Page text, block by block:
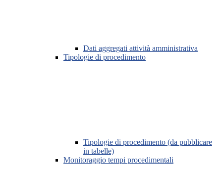
Dati aggregati attività amministrativa
Tipologie di procedimento
Tipologie di procedimento (da pubblicare
in tabelle)
Monitoraggio tempi procedimentali